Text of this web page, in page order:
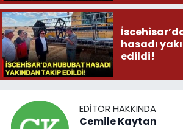
hasadı
edildi!
EDITÖR HAKKINDA
Cemile Kaytan